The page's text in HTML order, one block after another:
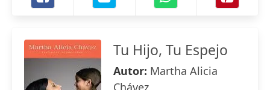
Tu Hijo, Tu Espejo
Autor: Martha Alicia
Chávez